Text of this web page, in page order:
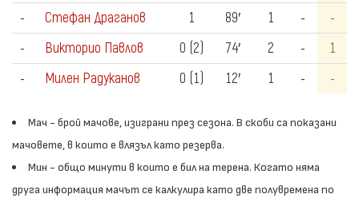
-
Стефан Драганов 1 89′ 1 -
-
-
Викторио Павлов 0 (2) 74′ 2 -
1
-
Милен Радуканов 0 (1) 12′ 1 - -
Мач - брой мачове, изиграни през сезона. В скоби са показани
мачовете, в които е влязъл като резерва.
Мин - общо минути в които е бил на терена. Когато няма
друга информация мачът се калкулира като две полувремена по